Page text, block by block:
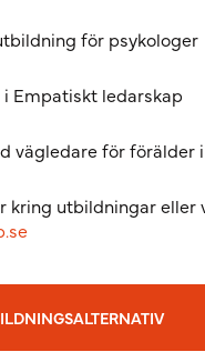
för psykologer
Empatiskt ledarskap
vägledare för förälder
kring utbildningar eller